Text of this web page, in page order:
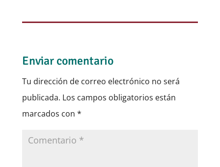
Enviar comentario
Tu dirección de correo electrónico no será
publicada. Los campos obligatorios están
marcados con *